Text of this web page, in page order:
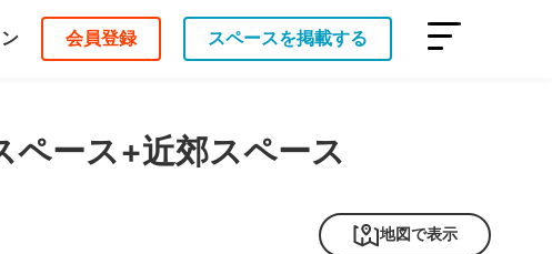
会員登録 スペースを掲載する
ペース+近郊スペース
地図で表示